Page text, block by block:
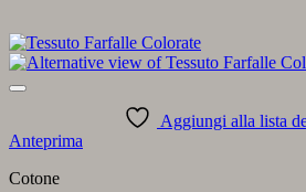
Aggiungi alla lista
Anteprima
Cotone